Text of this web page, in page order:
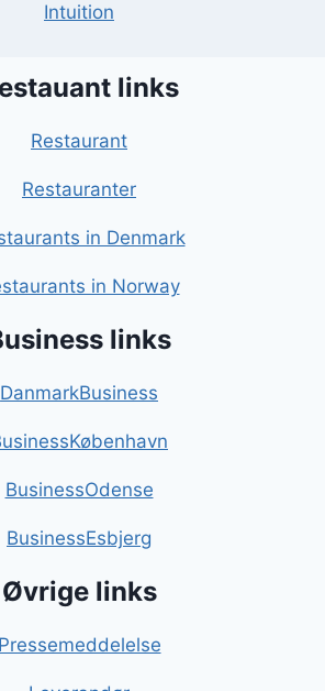
Intuition
links
Restaurant
Restauranter
in Denmark
in Norway
links
DanmarkBusiness
BusinessOdense
BusinessEsbjerg
Øvrige links
Pressemeddelelse